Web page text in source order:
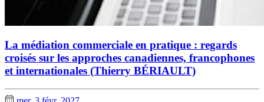
La médiation commerciale en pratique : regards
croisés sur les approches canadiennes, francophones
et internationales (Thierry BÉRIAULT)